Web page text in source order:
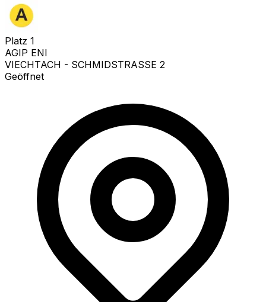
Platz 1
AGIP ENI
VIECHTACH - SCHMIDSTRASSE 2
Geöffnet